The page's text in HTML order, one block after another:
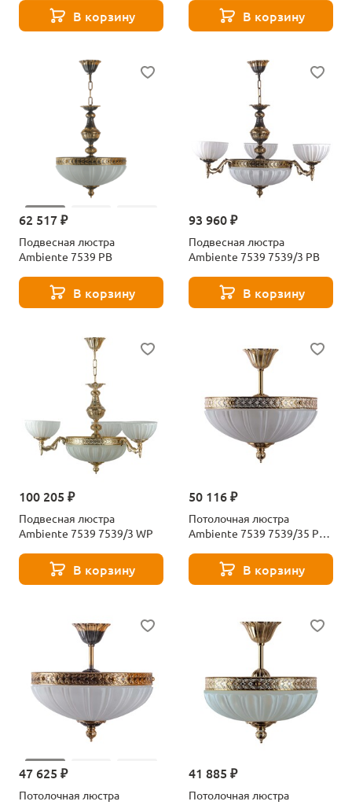
В корзину В корзину
62 517 ₽
Подвесная люстра
Ambiente 7539 РB
В корзину
93 960 ₽
Подвесная люстра
Ambiente 7539 7539/3 PB
В корзину
100 205 ₽
Подвесная люстра
Ambiente 7539 7539/3 WP
В корзину
50 116 ₽
Потолочная люстра
Ambiente 7539 7539/35 PL
В корзину
47 625 ₽
Потолочная люстра
41 885 ₽
Потолочная люстра